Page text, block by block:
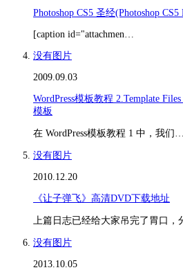
Photoshop CS5 圣经(Photoshop
[caption id="attachmen…
没有图片
2009.09.03
WordPress模板教程 2.Template
模板
在 WordPress模板教程 1 中，我们…
没有图片
2010.12.20
《让子弹飞》高清DVD下载地址
上篇日志已经给大家吊完了胃口，
没有图片
2013.10.05